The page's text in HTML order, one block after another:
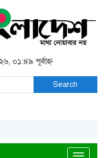
০১:৪৯ পূর্বাহ্ন
Search